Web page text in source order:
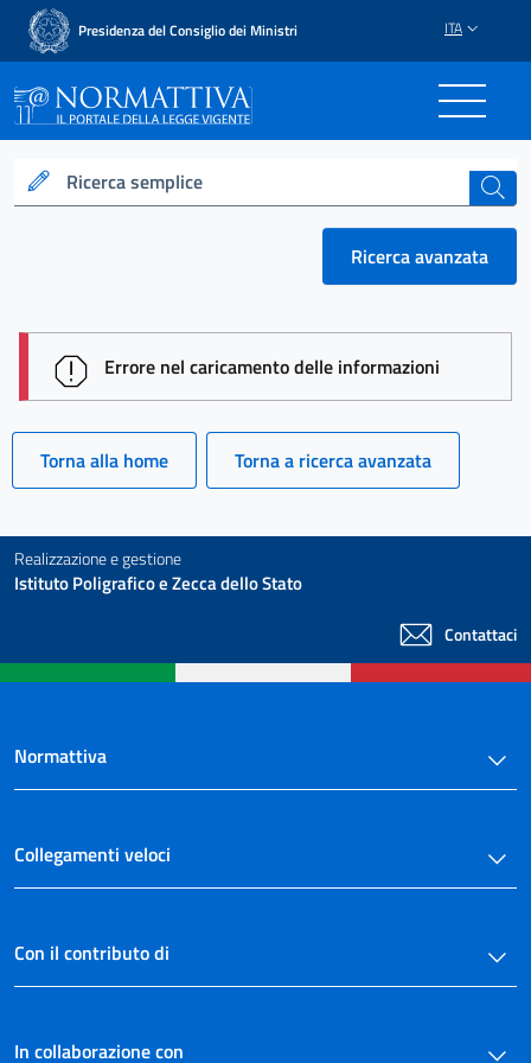
Presidenza del Consiglio dei Ministri ITA
Normattiva - Il portale
Ricerca semplice cerca
Ricerca avanzata
session id: uaddyoWkEs7d7QFrUbZlwltL9vtPuN-
Errore nel caricamento delle informazioni
Torna alla home Torna a ricerca avanzata
Realizzazione e gestione
Istituto Poligrafico e Zecca dello Stato
Contattaci
Normattiva
Collegamenti veloci
Con il contributo di
In collaborazione con